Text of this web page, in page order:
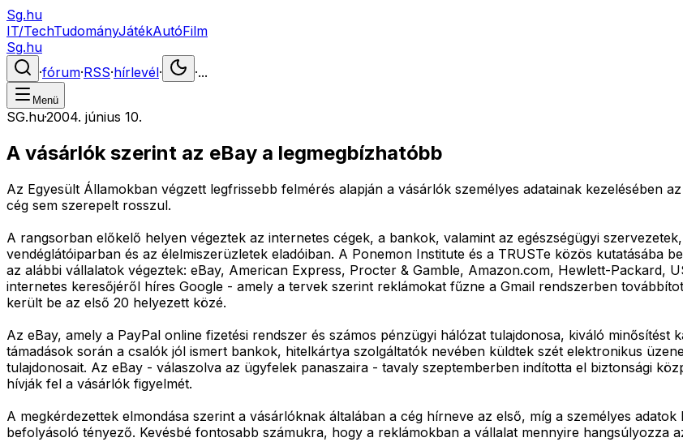
Sg.hu
IT/TechTudományJátékAutóFilm
Sg.hu
·fórum·RSS·hírlevél· ·...
Menü
SG.hu·2004. június 10.
A vásárlók szerint az eBay a legmegbízhatóbb
Az Egyesült Államokban végzett legfrissebb felmérés alapján a vásárlók személyes adatainak kezelésében
cég sem szerepelt rosszul.
A rangsorban előkelő helyen végeztek az internetes cégek, a bankok, valamint az egészségügyi
vendéglátóiparban és az élelmiszerüzletek eladóiban. A Ponemon Institute és a TRUSTe közös kutatásába
az alábbi vállalatok végeztek: eBay, American Express, Procter & Gamble, Amazon.com, Hewlett-Packard,
internetes keresőjéről híres Google - amely a tervek szerint reklámokat fűzne a Gmail rendszerben
került be az első 20 helyezett közé.
Az eBay, amely a PayPal online fizetési rendszer és számos pénzügyi hálózat tulajdonosa, kiváló
támadások során a csalók jól ismert bankok, hitelkártya szolgáltatók nevében küldtek szét elektronikus
tulajdonosait. Az eBay - válaszolva az ügyfelek panaszaira - tavaly szeptemberben indította el biztonsági
hívják fel a vásárlók figyelmét.
A megkérdezettek elmondása szerint a vásárlóknak általában a cég hírneve az első, míg a személyes
befolyásoló tényező. Kevésbé fontosabb számukra, hogy a reklámokban a vállalat mennyire hangsúlyozza